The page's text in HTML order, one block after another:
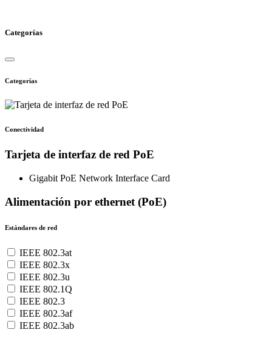
Categorías
Categorías
Conectividad
Tarjeta de interfaz de red PoE
Gigabit PoE Network Interface Card
Alimentación por ethernet (PoE)
Estándares de red
IEEE 802.3at
IEEE 802.3x
IEEE 802.3u
IEEE 802.1Q
IEEE 802.3
IEEE 802.3af
IEEE 802.3ab